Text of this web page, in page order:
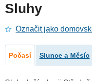
Sluhy
Označit jako
Počasí Slunce a Měsíc